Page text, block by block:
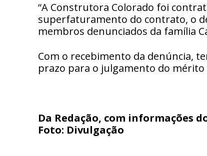
“A Construtora Colorado foi
superfaturamento do contrato, o
membros denunciados da família
Com o recebimento da denúncia,
prazo para o julgamento do mérito
Da Redação, com informações do
Foto: Divulgação